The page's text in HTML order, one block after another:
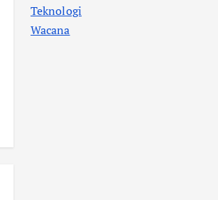
Teknologi
Wacana